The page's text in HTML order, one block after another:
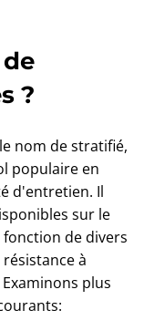
?
nom de stratifié,
populaire en
d'entretien. Il
sur le
de divers
à
plus